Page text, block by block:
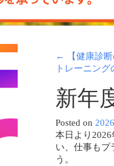
←
【健康診
トレーニン
新年
Posted on
本日より
い、仕事もプ
う。